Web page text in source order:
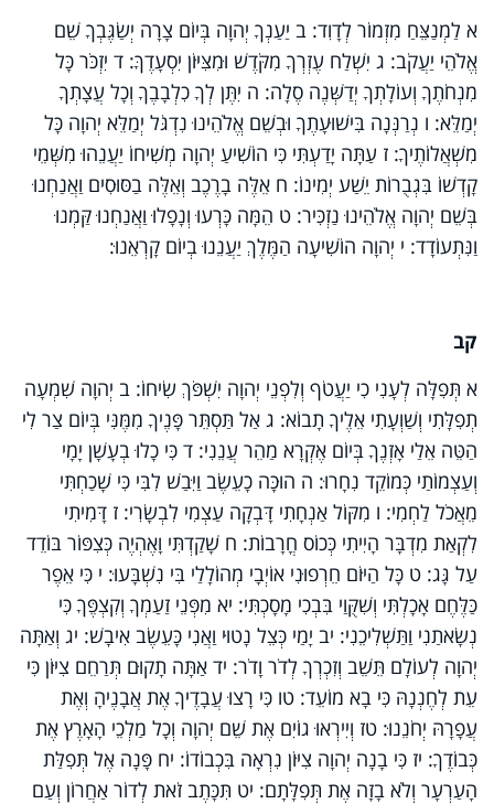
א לַמְנַצֵּחַ מִזְמוֹר לְדָוִד: ב יַעַנְךָ יְהוָה בְּיוֹם צָרָה יְשַׂגֶּבְךָ שֵׁם
אֱלֹהֵי יַעֲקֹב: ג יִשְׁלַח עֶזְרְךָ מִקֹּדֶשׁ וּמִצִּיּוֹן יִסְעָדֶךָּ: ד יִזְכֹּר כָּל
מִנְחֹתֶךָ וְעוֹלָתְךָ יְדַשְּׁנֶה סֶלָה: ה יִתֶּן לְךָ כִלְבָבֶךָ וְכָל עֲצָתְךָ
יְמַלֵּא: ו נְרַנְּנָה בִּישׁוּעָתֶךָ וּבְשֵׁם אֱלֹהֵינוּ נִדְגֹּל יְמַלֵּא יְהוָה כָּל
מִשְׁאֲלוֹתֶיךָ: ז עַתָּה יָדַעְתִּי כִּי הוֹשִׁיעַ יְהוָה מְשִׁיחוֹ יַעֲנֵהוּ מִשְּׁמֵי
קָדְשׁוֹ בִּגְבֻרוֹת יֵשַׁע יְמִינוֹ: ח אֵלֶּה בָרֶכֶב וְאֵלֶּה בַסּוּסִים וַאֲנַחְנוּ
בְּשֵׁם יְהוָה אֱלֹהֵינוּ נַזְכִּיר: ט הֵמָּה כָּרְעוּ וְנָפָלוּ וַאֲנַחְנוּ קַּמְנוּ
וַנִּתְעוֹדָד: י יְהוָה הוֹשִׁיעָה הַמֶּלֶךְ יַעֲנֵנוּ בְיוֹם קָרְאֵנוּ:
קב
א תְּפִלָּה לְעָנִי כִי יַעֲטֹף וְלִפְנֵי יְהוָה יִשְׁפֹּךְ שִׂיחוֹ: ב יְהוָה שִׁמְעָה
תְפִלָּתִי וְשַׁוְעָתִי אֵלֶיךָ תָבוֹא: ג אַל תַּסְתֵּר פָּנֶיךָ מִמֶּנִּי בְּיוֹם צַר לִי
הַטֵּה אֵלַי אָזְנֶךָ בְּיוֹם אֶקְרָא מַהֵר עֲנֵנִי: ד כִּי כָלוּ בְעָשָׁן יָמָי
וְעַצְמוֹתַי כְּמוֹקֵד נִחָרוּ: ה הוּכָּה כָעֵשֶׂב וַיִּבַשׁ לִבִּי כִּי שָׁכַחְתִּי
מֵאֲכֹל לַחְמִי: ו מִקּוֹל אַנְחָתִי דָּבְקָה עַצְמִי לִבְשָׂרִי: ז דָּמִיתִי
לִקְאַת מִדְבָּר הָיִיתִי כְּכוֹס חֳרָבוֹת: ח שָׁקַדְתִּי וָאֶהְיֶה כְּצִפּוֹר בּוֹדֵד
עַל גָּג: ט כָּל הַיּוֹם חֵרְפוּנִי אוֹיְבָי מְהוֹלָלַי בִּי נִשְׁבָּעוּ: י כִּי אֵפֶר
כַּלֶּחֶם אָכָלְתִּי וְשִׁקֻּוַי בִּבְכִי מָסָכְתִּי: יא מִפְּנֵי זַעַמְךָ וְקִצְפֶּךָ כִּי
נְשָׂאתַנִי וַתַּשְׁלִיכֵנִי: יב יָמַי כְּצֵל נָטוּי וַאֲנִי כָּעֵשֶׂב אִיבָשׁ: יג וְאַתָּה
יְהוָה לְעוֹלָם תֵּשֵׁב וְזִכְרְךָ לְדֹר וָדֹר: יד אַתָּה תָקוּם תְּרַחֵם צִיּוֹן כִּי
עֵת לְחֶנְנָהּ כִּי בָא מוֹעֵד: טו כִּי רָצוּ עֲבָדֶיךָ אֶת אֲבָנֶיהָ וְאֶת
עֲפָרָהּ יְחֹנֵנוּ: טז וְיִירְאוּ גוֹיִם אֶת שֵׁם יְהוָה וְכָל מַלְכֵי הָאָרֶץ אֶת
כְּבוֹדֶךָ: יז כִּי בָנָה יְהוָה צִיּוֹן נִרְאָה בִּכְבוֹדוֹ: יח פָּנָה אֶל תְּפִלַּת
הָעַרְעָר וְלֹא בָזָה אֶת תְּפִלָּתָם: יט תִּכָּתֶב זֹאת לְדוֹר אַחֲרוֹן וְעַם